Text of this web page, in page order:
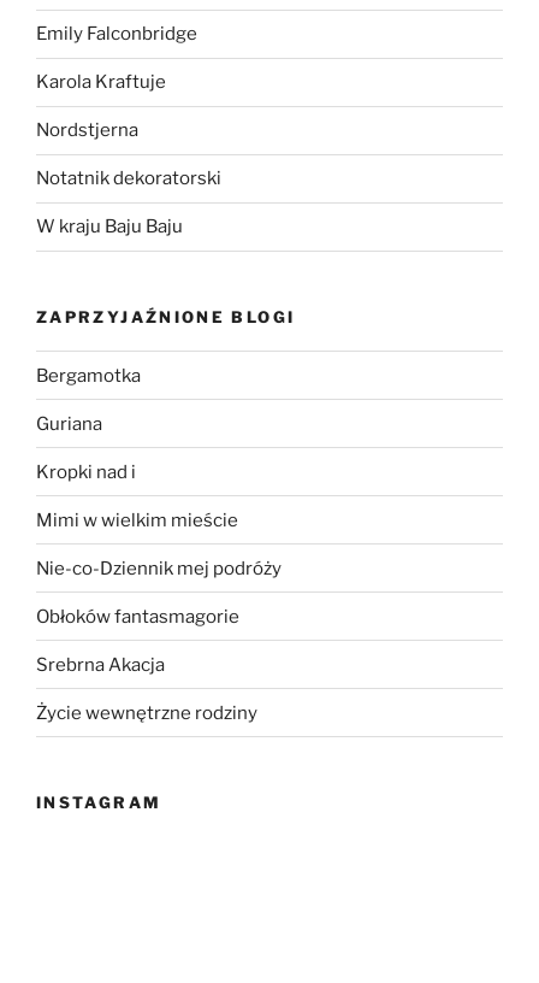
Emily Falconbridge
Karola Kraftuje
Nordstjerna
Notatnik dekoratorski
W kraju Baju Baju
ZAPRZYJAŹNIONE BLOGI
Bergamotka
Guriana
Kropki nad i
Mimi w wielkim mieście
Nie-co-Dziennik mej podróży
Obłoków fantasmagorie
Srebrna Akacja
Życie wewnętrzne rodziny
INSTAGRAM